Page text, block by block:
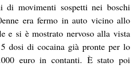
di movimenti sospetti nei boschi
era fermo in auto vicino allo
e si è mostrato nervoso alla vista
dosi di cocaina già pronte per lo
euro in contanti. È stato poi